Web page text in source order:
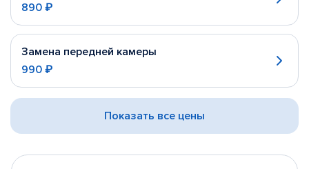
890 ₽
Замена передней камеры
990 ₽
Показать все цены